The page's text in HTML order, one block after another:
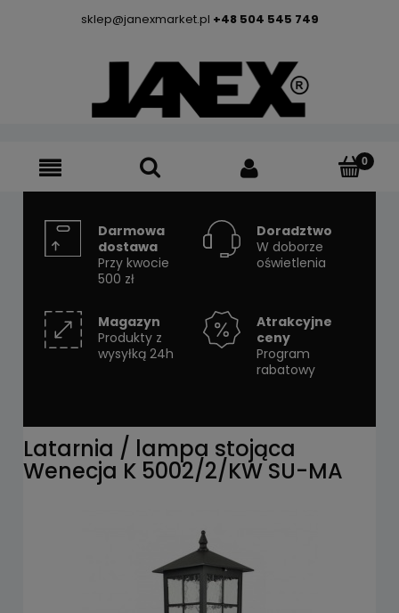
sklep@janexmarket.pl +48 504 545 749
Darmowa
dostawa
Przy kwocie
500 zł
Doradztwo
W doborze
oświetlenia
Magazyn
Produkty z
wysyłką 24h
Atrakcyjne
ceny
Program
rabatowy
Latarnia / lampa stojąca
Wenecja K 5002/2/KW SU-MA